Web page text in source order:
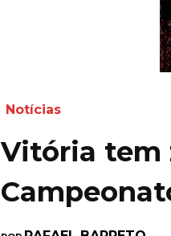
Notícias
Vitória tem